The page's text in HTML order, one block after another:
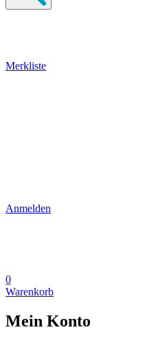
Merkliste
Anmelden
0
Warenkorb
Mein Konto